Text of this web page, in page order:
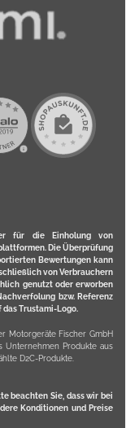
für die Einholung von
Die Überprüfung
Bewertungen kann
von Verbrauchern
genutzt oder erworben
bzw. Referenz
Trustami-Logo.
Motorgeräte Fischer GmbH
Unternehmen Produkte aus
D2C-Produkte.
beachten Sie, dass wir bei
Konditionen und Preise